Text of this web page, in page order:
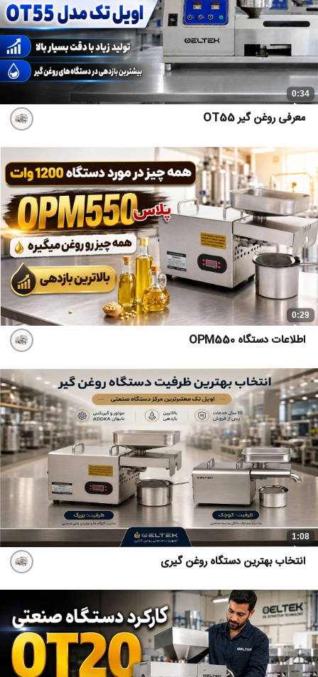
0:34
معرفی روغن گیر OT55
0:29
اطلاعات دستگاه OPM550
1:08
انتخاب بهترین دستگاه روغن گیری